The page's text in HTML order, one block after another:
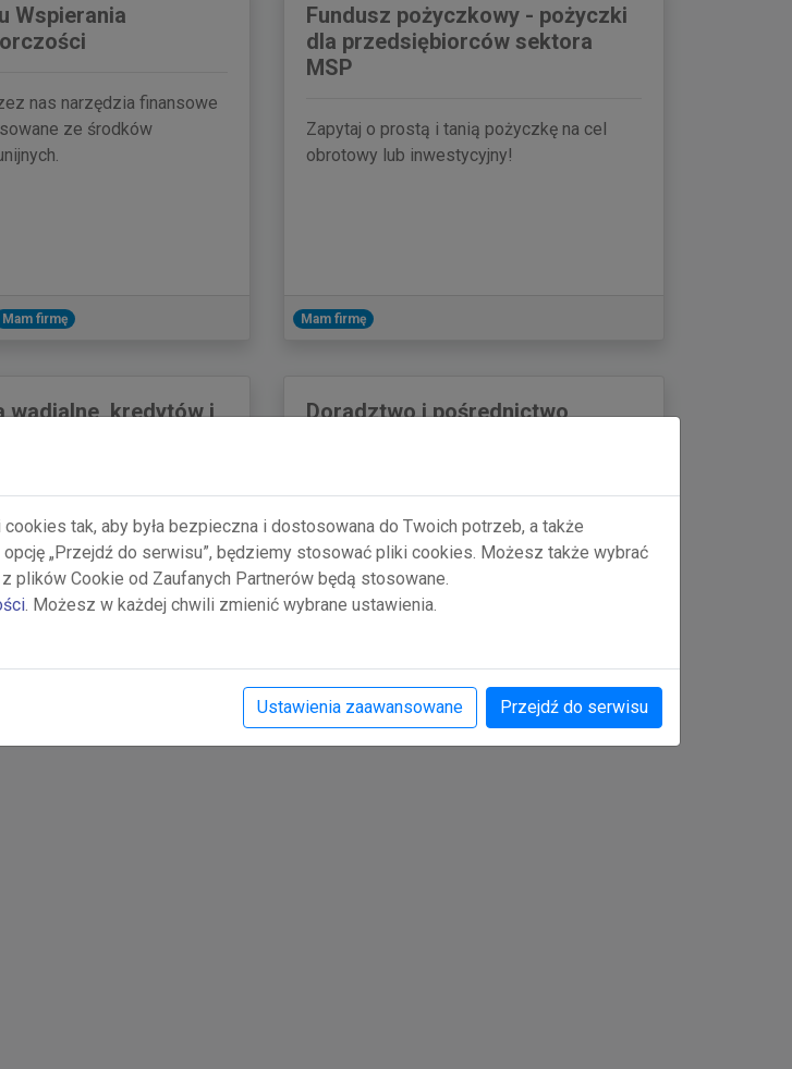
Wspierania
nas narzędzia finansowe
ze środków
Mam firmę
Fundusz pożyczkowy - pożyczki
dla przedsiębiorców sektora
MSP
Zapytaj o prostą i tanią pożyczkę na cel
obrotowy lub inwestycyjny!
Mam firmę
wadialne, kredytów i
finansowych udzielamy
oraz poręczeń
Doradztwo i pośrednictwo
Fundusz Wspierania Przedsiębiorczości
świadczy usługi doradcze, związane z
prowadzeniem działalności gospodarczej,
przygotowaniem nowych przedsięwzięć i z
pozyskiwaniem środków finansowych.
tak, aby była bezpieczna i dostosowana do Twoich potrzeb, a także
„Przejdź do serwisu”, będziemy stosować pliki cookies. Możesz także wybrać
plików Cookie od Zaufanych Partnerów będą stosowane.
. Możesz w każdej chwili zmienić wybrane ustawienia.
Ustawienia zaawansowane Przejdź do serwisu